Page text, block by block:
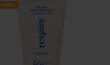
-30%